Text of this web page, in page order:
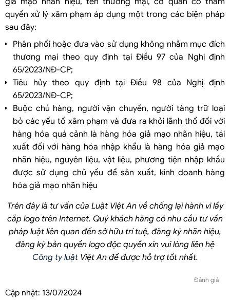
quyền xử lý xâm phạm áp dụng một trong các biện pháp
sau đây:
Phân phối hoặc đưa vào sử dụng không nhằm mục đích
thương mại theo quy định tại Điều 97 của Nghị định
65/2023/NĐ-CP;
Tiêu hủy theo quy định tại Điều 98 của Nghị định
65/2023/NĐ-CP;
Buộc chủ hàng, người vận chuyển, người tàng trữ loại
bỏ các yếu tố xâm phạm và đưa ra khỏi lãnh thổ đối với
hàng hóa quá cảnh là hàng hóa giả mạo nhãn hiệu, tái
xuất đối với hàng hóa nhập khẩu là hàng hóa giả mạo
nhãn hiệu, nguyên liệu, vật liệu, phương tiện nhập khẩu
được sử dụng chủ yếu để sản xuất, kinh doanh hàng
hóa giả mạo nhãn hiệu
Trên đây là tư vấn của Luật Việt An về chống lại hành vi lấy
cắp logo trên Internet. Quý khách hàng có nhu cầu tư vấn
pháp luật liên quan đến sở hữu trí tuệ, đăng ký nhãn hiệu,
đăng ký bản quyền logo độc quyền xin vui lòng liên hệ
Công ty luậtViệt An để được hỗ trợ tốt nhất.
Đánh giá
Cập nhật: 13/07/2024